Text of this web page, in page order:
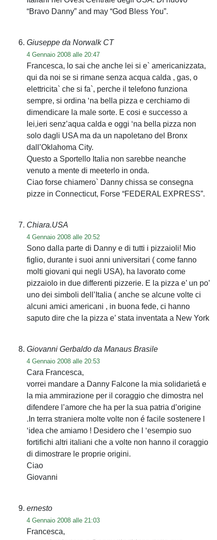
“Bravo Danny” and may “God Bless You”.
Giuseppe da Norwalk CT
4 Gennaio 2008 alle 20:47
Francesca, lo sai che anche lei si e` americanizzata,
qui da noi se si rimane senza acqua calda , gas, o
elettricita` che si fa`, perche il telefono funziona
sempre, si ordina ‘na bella pizza e cerchiamo di
dimendicare la male sorte. E cosi e successo a
lei,ieri senz’aqua calda e oggi ‘na bella pizza non
solo dagli USA ma da un napoletano del Bronx
dall’Oklahoma City.
Questo a Sportello Italia non sarebbe neanche
venuto a mente di meeterlo in onda.
Ciao forse chiamero` Danny chissa se consegna
pizze in Connecticut, Forse “FEDERAL EXPRESS”.
Chiara.USA
4 Gennaio 2008 alle 20:52
Sono dalla parte di Danny e di tutti i pizzaioli! Mio
figlio, durante i suoi anni universitari ( come fanno
molti giovani qui negli USA), ha lavorato come
pizzaiolo in due differenti pizzerie. E la pizza e’ un po’
uno dei simboli dell’Italia ( anche se alcune volte ci
alcuni amici americani , in buona fede, ci hanno
saputo dire che la pizza e’ stata inventata a New York
Giovanni Gerbaldo da Manaus Brasile
4 Gennaio 2008 alle 20:53
Cara Francesca,
vorrei mandare a Danny Falcone la mia solidarietá e
la mia ammirazione per il coraggio che dimostra nel
difendere l’amore che ha per la sua patria d’origine
.In terra straniera molte volte non é facile sostenere l
‘idea che amiamo ! Desidero che l ‘esempio suo
fortifichi altri italiani che a volte non hanno il coraggio
di dimostrare le proprie origini.
Ciao
Giovanni
ernesto
4 Gennaio 2008 alle 21:03
Francesca,